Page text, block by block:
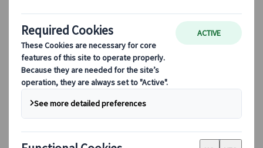
Saisonale Reisetipps
Highlights des Reiseziels
Kulturelle Einblicke
Kulinarische Erlebnisse
Entdecke Japan mit dem Zug
Häufig gestellte Fragen
Wichtige Informationen
Etikette in Japan
Autofahren in Japan
Bei uns buchen
Japan Rail Pass
Unterkunft
Online-Beratung